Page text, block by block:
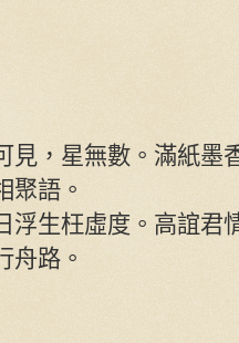
見，星無數。滿紙墨
聚語。
浮生枉虛度。高誼君
舟路。